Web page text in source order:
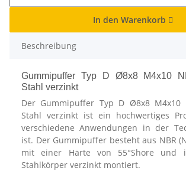
In den Warenkorb
Beschreibung
Gummipuffer Typ D Ø8x8 M4x10
Stahl verzinkt
Der Gummipuffer Typ D Ø8x8 M4x10
Stahl verzinkt ist ein hochwertiges
verschiedene Anwendungen in der
ist. Der Gummipuffer besteht aus NBR
mit einer Härte von 55°Shore und
Stahlkörper verzinkt montiert.